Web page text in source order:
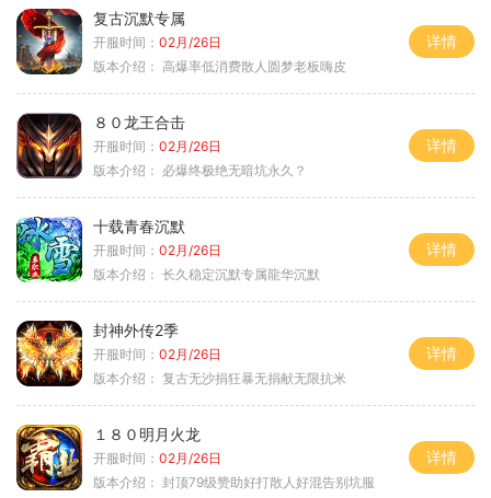
复古沉默专属
开服时间： 02月/26日
版本介绍： 高爆率低消费散人圆梦老板嗨皮
详情
８０龙王合击
开服时间： 02月/26日
版本介绍： 必爆终极绝无暗坑永久？
详情
十载青春沉默
开服时间： 02月/26日
版本介绍： 长久稳定沉默专属龍华沉默
详情
封神外传2季
开服时间： 02月/26日
版本介绍： 复古无沙捐狂暴无捐献无限抗米
详情
１８０明月火龙
开服时间： 02月/26日
版本介绍： 封顶79级赞助好打散人好混告别坑服
详情